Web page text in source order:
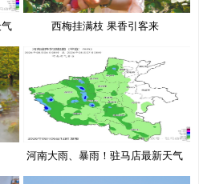
西梅挂满枝 果香引客来
河南大雨、暴雨！驻马店最新天气
预